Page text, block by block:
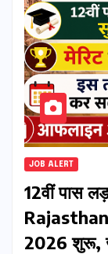
JOB ALERT
12वीं पास
2026 शुरू,